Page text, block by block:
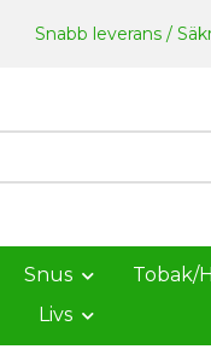
Snabb leverans /
Snus Tobak/
Livs